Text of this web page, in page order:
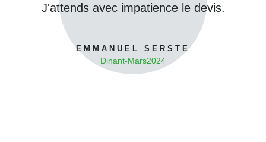
J'attends avec impatience le devis.
EMMANUEL SERSTE
Dinant-Mars2024